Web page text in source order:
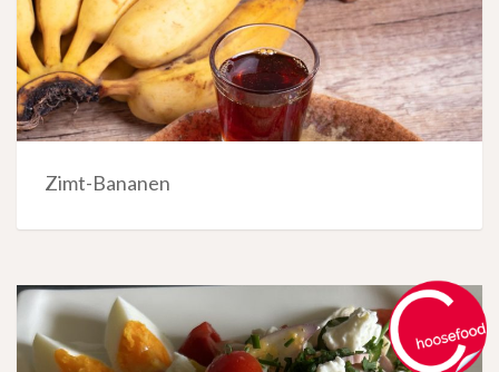
Zimt-Bananen